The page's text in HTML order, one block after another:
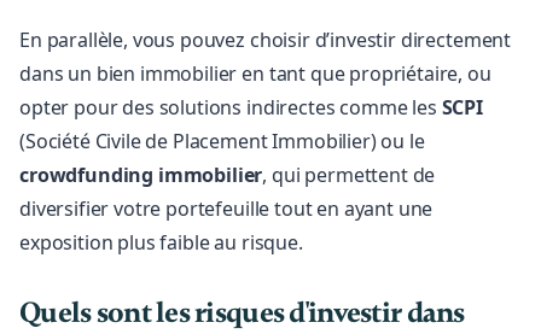
En parallèle, vous pouvez choisir d’investir directement
dans un bien immobilier en tant que propriétaire, ou
opter pour des solutions indirectes comme les SCPI
(Société Civile de Placement Immobilier) ou le
crowdfunding immobilier, qui permettent de
diversifier votre portefeuille tout en ayant une
exposition plus faible au risque.
​Quels sont les risques d'investir dans